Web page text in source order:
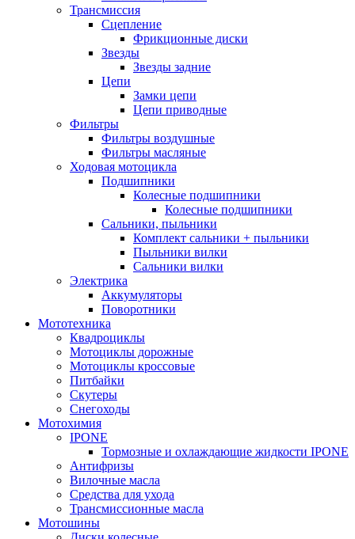
Трансмиссия
Cцепление
Фрикционные диски
Звезды
Звезды задние
Цепи
Замки цепи
Цепи приводные
Фильтры
Фильтры воздушные
Фильтры масляные
Ходовая мотоцикла
Подшипники
Колесные подшипники
Колесные подшипники
Сальники, пыльники
Комплект сальники + пыльники
Пыльники вилки
Сальники вилки
Электрика
Аккумуляторы
Поворотники
Мототехника
Квадроциклы
Мотоциклы дорожные
Мотоциклы кроссовые
Питбайки
Скутеры
Снегоходы
Мотохимия
IPONE
Тормозные и охлаждающие жидкости IPONE
Антифризы
Вилочные масла
Средства для ухода
Трансмиссионные масла
Мотошины